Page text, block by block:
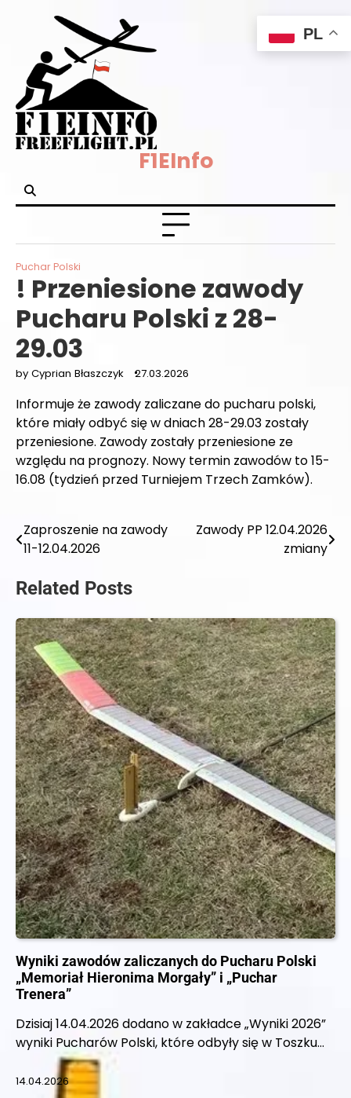
content
F1EInfo
Puchar Polski
! Przeniesione zawody
Pucharu Polski z 28-
29.03
by Cyprian Błaszczyk 27.03.2026
Informuje że zawody zaliczane do pucharu polski,
które miały odbyć się w dniach 28-29.03 zostały
przeniesione. Zawody zostały przeniesione ze
względu na prognozy. Nowy termin zawodów to 15-
16.08 (tydzień przed Turniejem Trzech Zamków).
Nawigacja
Zaproszenie na zawody
11-12.04.2026
Zawody PP 12.04.2026
zmiany
Related Posts
Wyniki zawodów zaliczanych do Pucharu Polski
„Memoriał Hieronima Morgały” i „Puchar
Trenera”
Dzisiaj 14.04.2026 dodano w zakładce „Wyniki 2026”
wyniki Pucharów Polski, które odbyły się w Toszku…
14.04.2026
PL